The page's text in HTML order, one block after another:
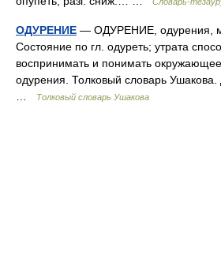
ОДУРЕНИЕ — ОДУРЕНИЕ, одурения,
Состояние по гл. одуреть; утрата
воспринимать и понимать
одурения. Толковый словарь
Толковый словарь Ушакова